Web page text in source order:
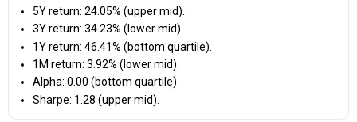
5Y return: 24.05% (upper mid).
3Y return: 34.23% (lower mid).
1Y return: 46.41% (bottom quartile).
1M return: 3.92% (lower mid).
Alpha: 0.00 (bottom quartile).
Sharpe: 1.28 (upper mid).